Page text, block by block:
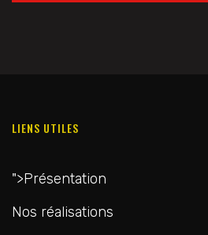
LIENS UTILES
">Présentation
Nos réalisations